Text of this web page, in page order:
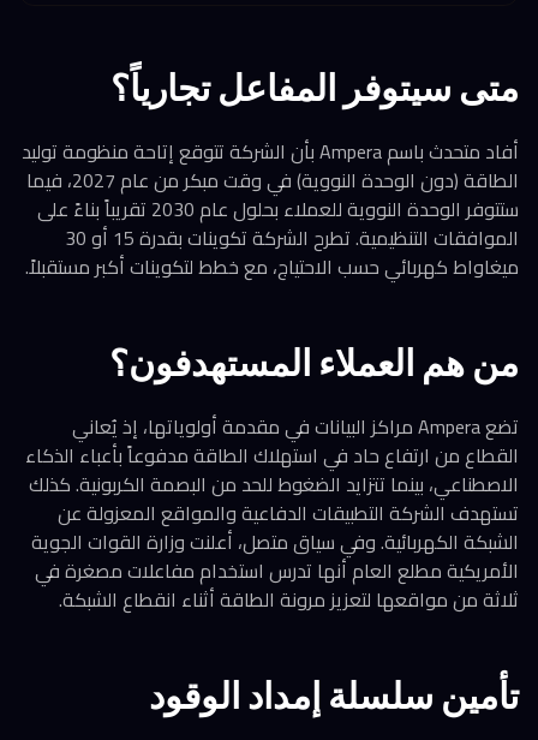
متى سيتوفر المفاعل تجارياً؟
أفاد متحدث باسم Ampera بأن الشركة تتوقع إتاحة منظومة توليد
الطاقة (دون الوحدة النووية) في وقت مبكر من عام 2027، فيما
ستتوفر الوحدة النووية للعملاء بحلول عام 2030 تقريباً بناءً على
الموافقات التنظيمية. تطرح الشركة تكوينات بقدرة 15 أو 30
ميغاواط كهربائي حسب الاحتياج، مع خطط لتكوينات أكبر مستقبلاً.
من هم العملاء المستهدفون؟
تضع Ampera مراكز البيانات في مقدمة أولوياتها، إذ يُعاني
القطاع من ارتفاع حاد في استهلاك الطاقة مدفوعاً بأعباء الذكاء
الاصطناعي، بينما تتزايد الضغوط للحد من البصمة الكربونية. كذلك
تستهدف الشركة التطبيقات الدفاعية والمواقع المعزولة عن
الشبكة الكهربائية. وفي سياق متصل، أعلنت وزارة القوات الجوية
الأمريكية مطلع العام أنها تدرس استخدام مفاعلات مصغرة في
ثلاثة من مواقعها لتعزيز مرونة الطاقة أثناء انقطاع الشبكة.
تأمين سلسلة إمداد الوقود